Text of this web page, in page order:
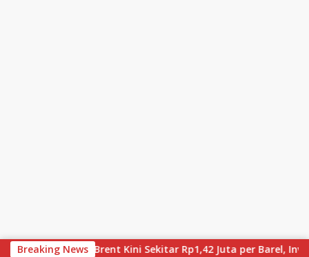
Breaking News
Terus Turun, Brent Kini Sekitar Rp1,42 Juta per Barel,